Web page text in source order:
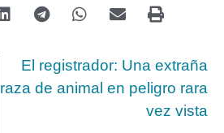
El registrador: Una extraña
raza de animal en peligro rara
vez vista